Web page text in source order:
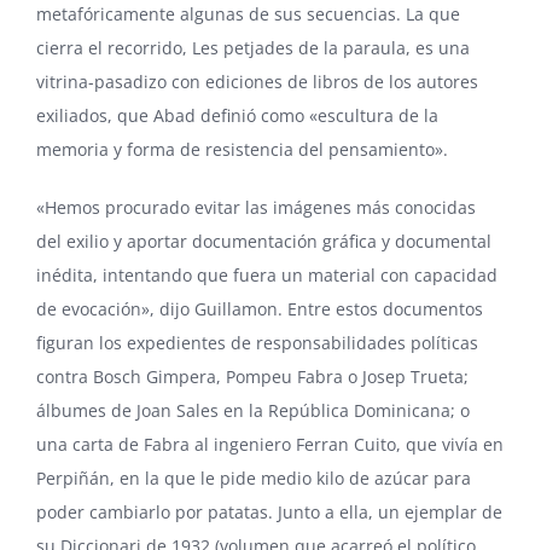
metafóricamente algunas de sus secuencias. La que
cierra el recorrido, Les petjades de la paraula, es una
vitrina-pasadizo con ediciones de libros de los autores
exiliados, que Abad definió como «escultura de la
memoria y forma de resistencia del pensamiento».
«Hemos procurado evitar las imágenes más conocidas
del exilio y aportar documentación gráfica y documental
inédita, intentando que fuera un material con capacidad
de evocación», dijo Guillamon. Entre estos documentos
figuran los expedientes de responsabilidades políticas
contra Bosch Gimpera, Pompeu Fabra o Josep Trueta;
álbumes de Joan Sales en la República Dominicana; o
una carta de Fabra al ingeniero Ferran Cuito, que vivía en
Perpiñán, en la que le pide medio kilo de azúcar para
poder cambiarlo por patatas. Junto a ella, un ejemplar de
su Diccionari de 1932 (volumen que acarreó el político